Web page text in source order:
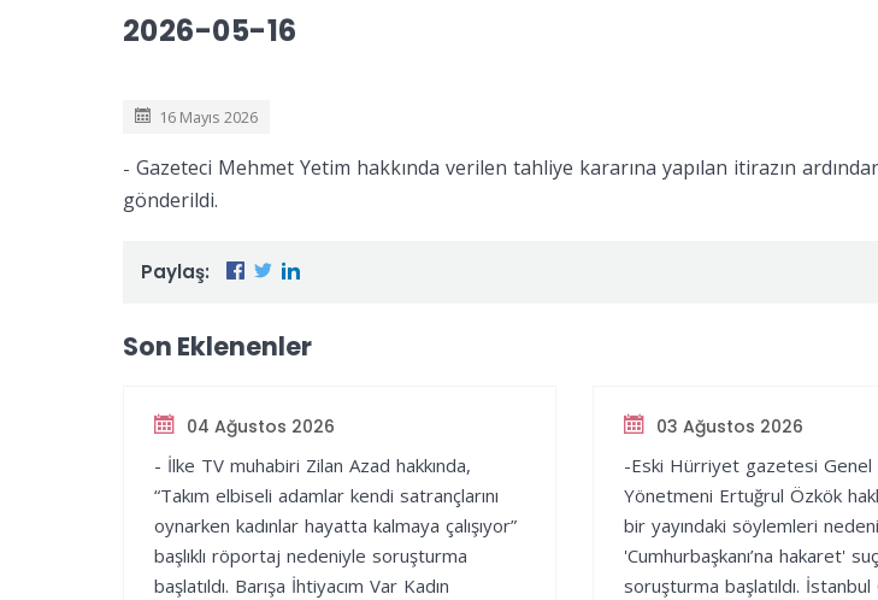
2026-05-16
16 Mayıs 2026
- Gazeteci Mehmet Yetim hakkında verilen tahliye kararına yapılan itirazın
gönderildi.
Paylaş:
Son Eklenenler
04 Ağustos 2026
- İlke TV muhabiri Zilan Azad hakkında,
“Takım elbiseli adamlar kendi satrançlarını
oynarken kadınlar hayatta kalmaya çalışıyor”
başlıklı röportaj nedeniyle soruşturma
başlatıldı. Barışa İhtiyacım Var Kadın
03 Ağustos 2026
-Eski Hürriyet gazetesi Genel
Yönetmeni Ertuğrul Özkök
bir yayındaki söylemleri
'Cumhurbaşkanı’na hakaret'
soruşturma başlatıldı.